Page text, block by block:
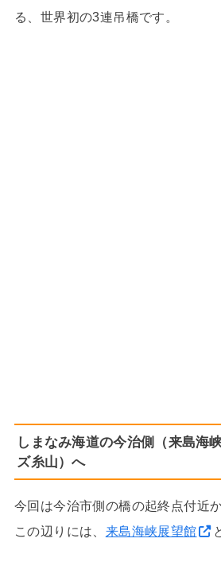
る、世界初の3連吊橋です。
しまなみ海道の今治側（来島海
ズ糸山）へ
今回は今治市側の橋の起終点付近
この辺りには、 来島海峡展望館